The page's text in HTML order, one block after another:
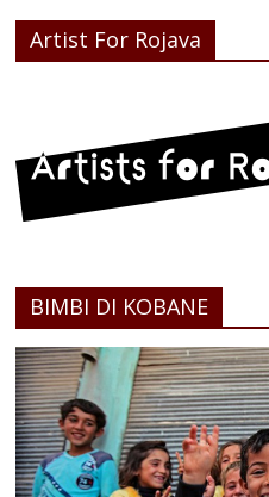
Artist For Rojava
BIMBI DI KOBANE